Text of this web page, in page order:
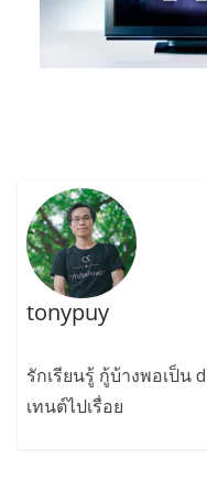
tonypuy
รักเรียนรู้ กู้บ้างพอเป็น
เทนต์ไปเรื่อย